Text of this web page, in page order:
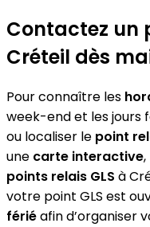
Contactez un
Créteil dès
Pour connaître les
week-end et les jours
ou localiser le point
une carte interactive
points relais GLS à
votre point GLS est
fériéafin d’organiser